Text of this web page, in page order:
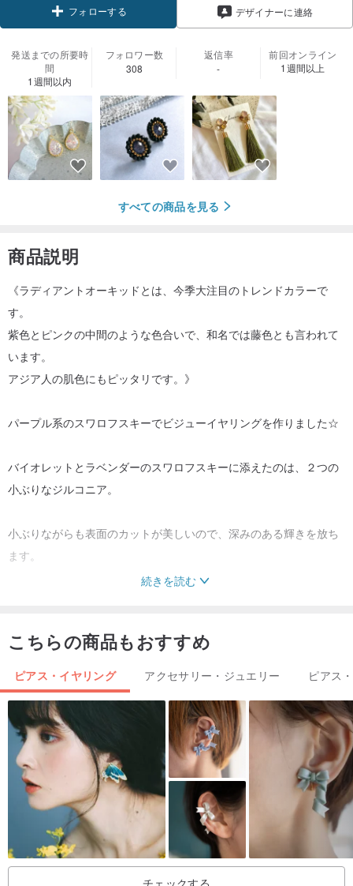
フォローする デザイナーに連絡
発送までの所要時
間
1週間以内
フォロワー数
308
返信率
-
前回オンライン
1週間以上
すべての商品を見る
商品説明
《ラディアントオーキッドとは、今季大注目のトレンドカラーで
す。
紫色とピンクの中間のような色合いで、和名では藤色とも言われて
います。
アジア人の肌色にもピッタリです。》
パープル系のスワロフスキーでビジューイヤリングを作りました☆
バイオレットとラベンダーのスワロフスキーに添えたのは、２つの
小ぶりなジルコニア。
小ぶりながらも表面のカットが美しいので、深みのある輝きを放ち
ます。
全長*1.5センチ
イヤリング金具*ゴールドメッキ
素材*スワロフスキー バイオレット
スワロフスキー
プロバンスラベンダー
ジルコニア 4ミリ
ジルコニア 3ミリ
続きを読む
こちらの商品もおすすめ
ピアス・イヤリング アクセサリー・ジュエリー ピアス